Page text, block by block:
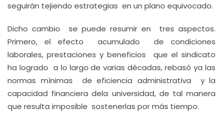
seguirán tejiendo estrategias en un plano equivocado.
Dicho cambio se puede resumir en tres aspectos.
Primero, el efecto acumulado de condiciones
laborales, prestaciones y beneficios que el sindicato
ha logrado a lo largo de varias décadas, rebasó ya las
normas mínimas de eficiencia administrativa y la
capacidad financiera dela universidad, de tal manera
que resulta imposible sostenerlas por más tiempo.